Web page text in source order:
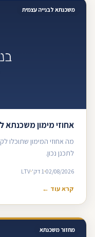
משכנתא לבנייה עצמית
אחוזי מימון
מה אחוזי המימון שתוכלו
לתכנן נכון.
02/08/2026 1 דק' LTV
קרא עוד ←
מחזור משכנתא